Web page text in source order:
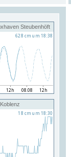
Steubenhöft